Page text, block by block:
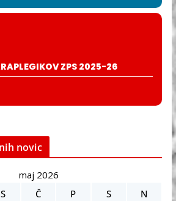
ZPS 2025-26
novic
maj 2026
S Č P S
N